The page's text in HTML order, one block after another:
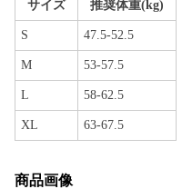
サイズ 推奨体重(kg)
S 47.5-52.5
M 53-57.5
L 58-62.5
XL 63-67.5
商品画像